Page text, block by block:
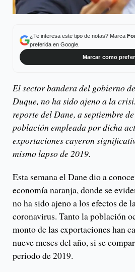
¿Te interesa este tipo de notas? Marca
preferida en Google.
Marcar como
El sector bandera del gobierno
Duque, no ha sido ajeno a la
reporte del Dane, a septiembre
población empleada por dicha
exportaciones cayeron
mismo lapso de 2019.
Esta semana el Dane dio a
economía naranja, donde se
no ha sido ajeno a los efectos de
coronavirus. Tanto la población
monto de las exportaciones han
nueve meses del año, si se
periodo de 2019.